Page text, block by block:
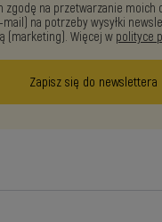
zgodę na przetwarzanie moich
mail) na potrzeby wysyłki
(marketing). Więcej w polityce
Zapisz się do newslettera